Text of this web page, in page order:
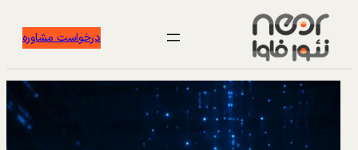
درخواست مشاوره